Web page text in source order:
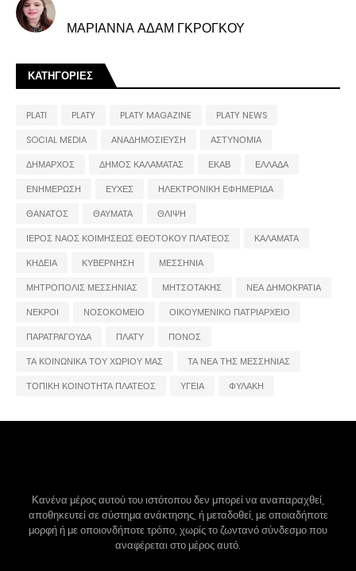
ΜΑΡΙΑΝΝΑ ΑΔΑΜ ΓΚΡΟΓΚΟΥ
ΚΑΤΗΓΟΡΙΕΣ
PLATI PLATY PLATY MAGAZINE
PLATY NEWS
SOCIAL MEDIA
ΑΝΑΔΗΜΟΣΙΕΥΣΗ
ΑΣΤΥΝΟΜΙΑ
ΔΗΜΑΡΧΟΣ
ΔΗΜΟΣ ΚΑΛΑΜΑΤΑΣ ΕΚΑΒ
ΕΛΛΑΔΑ
ΕΝΗΜΕΡΩΣΗ
ΕΥΧΕΣ
ΗΛΕΚΤΡΟΝΙΚΗ ΕΦΗΜΕΡΙΔΑ
ΘΑΝΑΤΟΣ
ΘΑΥΜΑΤΑ
ΘΛΙΨΗ
ΙΕΡΟΣ ΝΑΟΣ ΚΟΙΜΗΣΕΩΣ ΘΕΟΤΟΚΟΥ ΠΛΑΤΕΟΣ
ΚΑΛΑΜΑΤΑ
ΚΗΔΕΙΑ
ΚΥΒΕΡΝΗΣΗ
ΜΕΣΣΗΝΙΑ
ΜΗΤΡΟΠΟΛΙΣ ΜΕΣΣΗΝΙΑΣ
ΜΗΤΣΟΤΑΚΗΣ
ΝΕΑ ΔΗΜΟΚΡΑΤΙΑ
ΝΕΚΡΟΙ
ΝΟΣΟΚΟΜΕΙΟ
ΟΙΚΟΥΜΕΝΙΚΟ ΠΑΤΡΙΑΡΧΕΙΟ
ΠΑΡΑΤΡΑΓΟΥΔΑ
ΠΛΑΤΥ
ΠΟΝΟΣ
ΤΑ ΚΟΙΝΩΝΙΚΑ ΤΟΥ ΧΩΡΙΟΥ ΜΑΣ
ΤΑ ΝΕΑ ΤΗΣ ΜΕΣΣΗΝΙΑΣ
ΤΟΠΙΚΗ ΚΟΙΝΟΤΗΤΑ ΠΛΑΤΕΟΣ
ΥΓΕΙΑ ΦΥΛΑΚΗ
Κανένα μέρος αυτού του ιστότοπου δεν μπορεί να αναπαραχθεί,
αποθηκευτεί σε σύστημα ανάκτησης, ή μεταδοθεί, με οποιαδήποτε
μορφή ή με οποιονδήποτε τρόπο, χωρίς το ζωντανό σύνδεσμο που
αναφέρεται στο μέρος αυτό.